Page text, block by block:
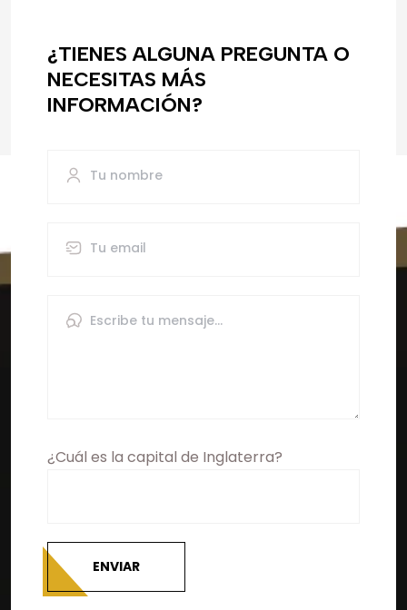
¿TIENES ALGUNA PREGUNTA O
NECESITAS MÁS
INFORMACIÓN?
¿Cuál es la capital de Inglaterra?
ENVIAR